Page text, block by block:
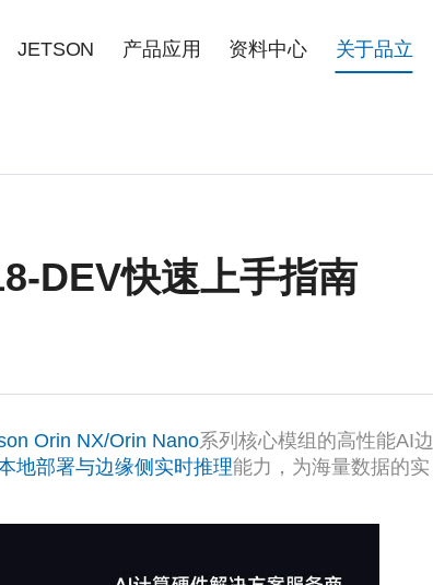
JETSON 产品应用 资料中心 关于品立
DEV快速上手指南
Orin NX/Orin Nano系列核心模组的高性能AI边
地部署与边缘侧实时推理能力，为海量数据的实